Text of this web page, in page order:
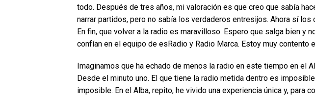
todo. Después de tres años, mi valoración es que creo que sabía
narrar partidos, pero no sabía los verdaderos entresijos. Ahora sí los
En fin, que volver a la radio es maravilloso. Espero que salga bien y
confían en el equipo de esRadio y Radio Marca. Estoy muy contento
Imaginamos que ha echado de menos la radio en este tiempo en el
Desde el minuto uno. El que tiene la radio metida dentro es
imposible. En el Alba, repito, he vivido una experiencia única y, para